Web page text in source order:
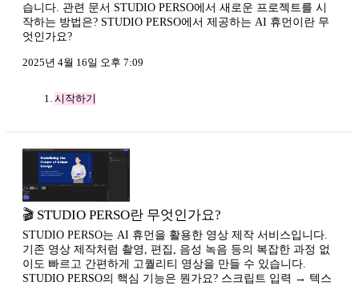
습니다. 관련 문서 STUDIO PERSO에서 새로운 프로젝트를 시
작하는 방법은? STUDIO PERSO에서 제공하는 AI 휴먼이란 무
엇인가요?
2025년 4월 16일 오후 7:09
시작하기
🎬 STUDIO PERSO란 무엇인가요?
STUDIO PERSO는 AI 휴먼을 활용한 영상 제작 서비스입니다.
기존 영상 제작처럼 촬영, 편집, 음성 녹음 등의 복잡한 과정 없
이도 빠르고 간편하게 고퀄리티 영상을 만들 수 있습니다.
STUDIO PERSO의 핵심 기능은 뭔가요? 스크립트 입력 → 텍스